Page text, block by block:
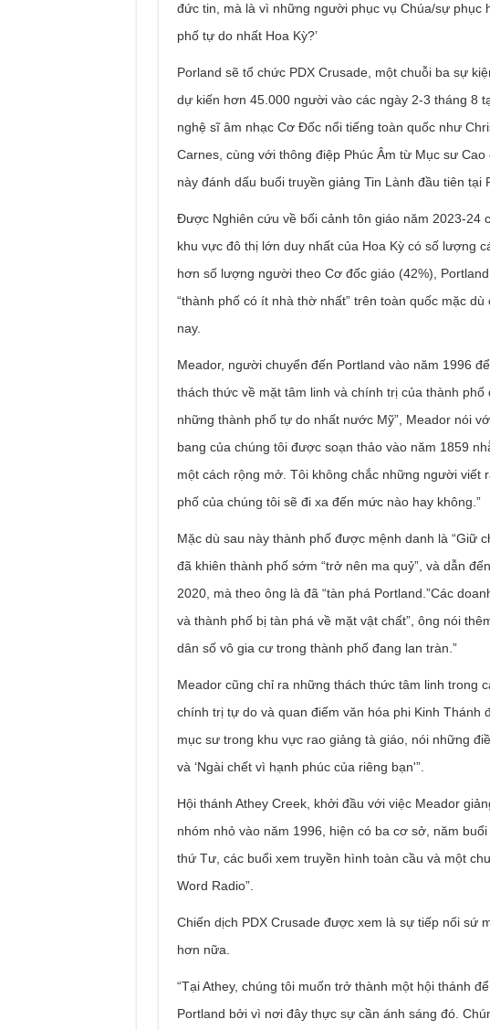
đức tin, mà là vì những người phục vụ Chúa/sự phục
phố tự do nhất Hoa Kỳ?’
Porland sẽ tổ chức PDX Crusade, một chuỗi ba sự
dự kiến hơn 45.000 người vào các ngày 2-3 tháng 8
nghệ sĩ âm nhạc Cơ Đốc nổi tiếng toàn quốc như
Carnes, cùng với thông điệp Phúc Âm từ Mục sư
này đánh dấu buổi truyền giảng Tin Lành đầu tiên tại
Được Nghiên cứu về bối cảnh tôn giáo năm 2023-24
khu vực đô thị lớn duy nhất của Hoa Kỳ có số lượng
hơn số lượng người theo Cơ đốc giáo (42%),
“thành phố có ít nhà thờ nhất” trên toàn quốc mặc
nay.
Meador, người chuyển đến Portland vào năm 1996
thách thức về mặt tâm linh và chính trị của thành phố
những thành phố tự do nhất nước Mỹ”, Meador nói
bang của chúng tôi được soạn thảo vào năm 1859
một cách rộng mở. Tôi không chắc những người viết
phố của chúng tôi sẽ đi xa đến mức nào hay không.”
Mặc dù sau này thành phố được mệnh danh là “Giữ
đã khiên thành phố sớm “trở nên ma quỷ”, và dẫn
2020, mà theo ông là đã “tàn phá Portland.”Các
và thành phố bị tàn phá về mặt vật chất”, ông nói
dân số vô gia cư trong thành phố đang lan tràn.”
Meador cũng chỉ ra những thách thức tâm linh trong
chính trị tự do và quan điểm văn hóa phi Kinh Thánh
mục sư trong khu vực rao giảng tà giáo, nói những
và ‘Ngài chết vì hạnh phúc của riêng bạn'”.
Hội thánh Athey Creek, khởi đầu với việc Meador
nhóm nhỏ vào năm 1996, hiện có ba cơ sở, năm
thứ Tư, các buổi xem truyền hình toàn cầu và một
Word Radio”.
Chiến dịch PDX Crusade được xem là sự tiếp nối sứ
hơn nữa.
“Tại Athey, chúng tôi muốn trở thành một hội thánh
Portland bởi vì nơi đây thực sự cần ánh sáng đó.